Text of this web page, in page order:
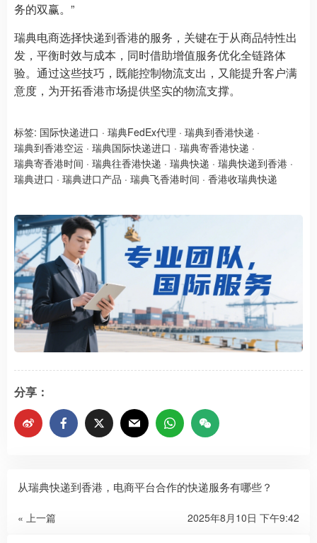
务的双赢。”
瑞典电商选择快递到香港的服务，关键在于从商品特性出
发，平衡时效与成本，同时借助增值服务优化全链路体
验。通过这些技巧，既能控制物流支出，又能提升客户满
意度，为开拓香港市场提供坚实的物流支撑。
标签: 国际快递进口 · 瑞典FedEx代理 · 瑞典到香港快递 ·
瑞典到香港空运 · 瑞典国际快递进口 · 瑞典寄香港快递 ·
瑞典寄香港时间 · 瑞典往香港快递 · 瑞典快递 · 瑞典快递到香港 ·
瑞典进口 · 瑞典进口产品 · 瑞典飞香港时间 · 香港收瑞典快递​​
分享：
从瑞典快递到香港，电商平台合作的快递服务有哪些？​
« 上一篇 2025年8月10日 下午9:42